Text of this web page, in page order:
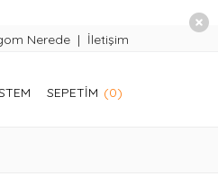
Nerede İletişim
SEPETIM (0)